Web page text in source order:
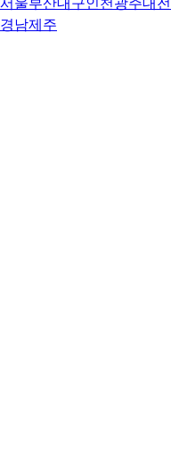
경남제주